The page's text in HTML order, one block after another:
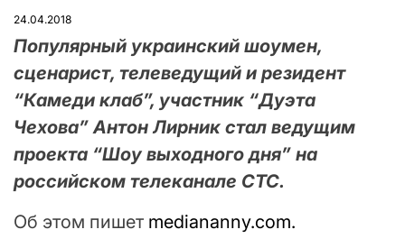
24.04.2018
Популярный украинский шоумен,
сценарист, телеведущий и резидент
“Камеди клаб”, участник “Дуэта
Чехова” Антон Лирник стал ведущим
проекта “Шоу выходного дня” на
российском телеканале СТС.
Об этом пишет mediananny.com.